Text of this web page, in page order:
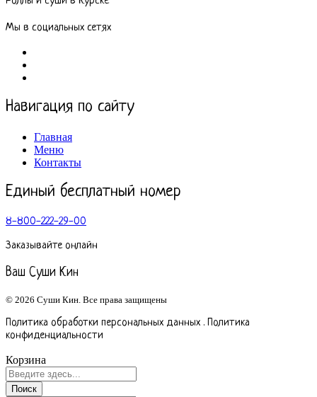
Мы в социальных сетях
Навигация по сайту
Главная
Меню
Контакты
Единый бесплатный номер
8-800-222-29-00
Заказывайте онлайн
Ваш Суши Кин
© 2026 Суши Кин. Все права защищены
Политика обработки персональных данных . Политика
конфиденциальности
Корзина